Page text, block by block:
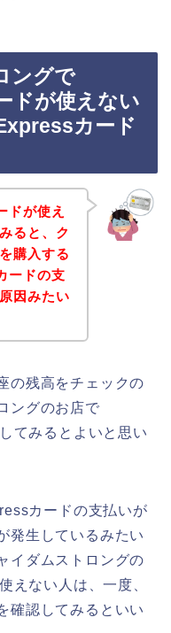
ングで
ドが使えない
カード
が使え
ると、ク
購入する
ードの支
因みたい
の残高をチェックの
ングのお店で
てみるとよいと思い
カードの支払いが
発生しているみたい
イダムストロングの
えない人は、一度、
確認してみるといい